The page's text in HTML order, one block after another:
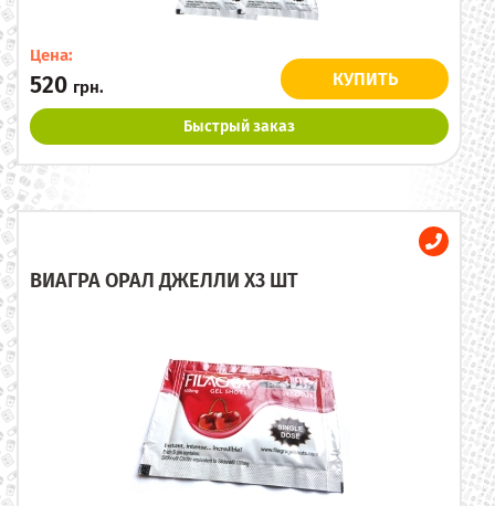
Цена:
520 грн. КУПИТЬ
Быстрый заказ
ВИАГРА ОРАЛ ДЖЕЛЛИ X3 ШТ